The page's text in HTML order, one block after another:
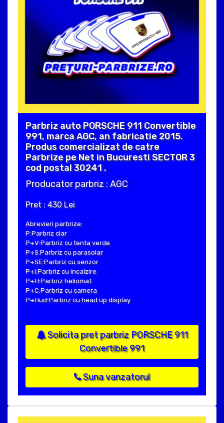
Parbriz auto PORSCHE 911 Convertible
991, marca AGC, an fabricatie 2015.
Produs comercializat de catre
Parbrize pe Net in Bucuresti SECTOR 3
cod postal 30241 .
Producator parbriz : AGC
Pret : 430 Lei
Abrevieri parbrize:
P:Parbriz clar
P+V:Parbriz cu tenta verde
P+S:Parbriz cu parasolar
P+SE:Parbriz cu senzor
P+I:Parbriz cu incalzire
P+H:Parbriz heliomat
P+C:Parbriz cu camera
P+Hud:Parbriz cu head up display
Solicita pret parbriz PORSCHE 911
Convertible 991
Suna vanzatorul